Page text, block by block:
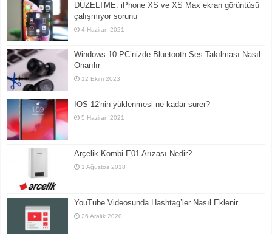
DÜZELTME: iPhone XS ve XS Max ekran görüntüsü
çalışmıyor sorunu
4 Haziran 2021
Windows 10 PC’nizde Bluetooth Ses Takılması Nasıl
Onarılır
12 Ekim 2023
İOS 12'nin yüklenmesi ne kadar sürer?
5 Haziran 2021
Arçelik Kombi E01 Arızası Nedir?
1 Ağustos 2018
YouTube Videosunda Hashtag’ler Nasıl Eklenir
26 Aralık 2020